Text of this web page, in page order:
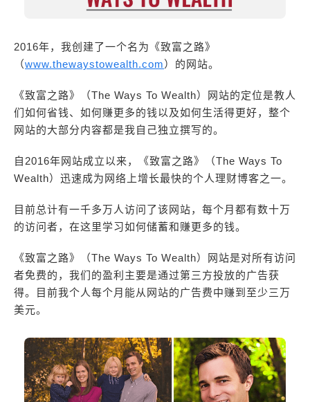
2016年，我创建了一个名为《致富之路》
（www.thewaystowealth.com）的网站。
《致富之路》（The Ways To Wealth）网站的定位是教人
们如何省钱、如何赚更多的钱以及如何生活得更好，整个
网站的大部分内容都是我自己独立撰写的。
自2016年网站成立以来，《致富之路》（The Ways To
Wealth）迅速成为网络上增长最快的个人理财博客之一。
目前总计有一千多万人访问了该网站，每个月都有数十万
的访问者，在这里学习如何储蓄和赚更多的钱。
《致富之路》（The Ways To Wealth）网站是对所有访问
者免费的，我们的盈利主要是通过第三方投放的广告获
得。目前我个人每个月能从网站的广告费中赚到至少三万
美元。